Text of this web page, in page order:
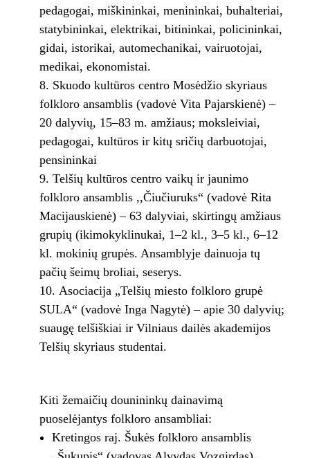
pedagogai, miškininkai, menininkai, buhalteriai,
statybininkai, elektrikai, bitininkai, policininkai,
gidai, istorikai, automechanikai, vairuotojai,
medikai, ekonomistai.
Skuodo kultūros centro Mosėdžio skyriaus
folkloro ansamblis (vadovė Vita Pajarskienė) –
20 dalyvių, 15–83 m. amžiaus; moksleiviai,
pedagogai, kultūros ir kitų sričių darbuotojai,
pensininkai
Telšių kultūros centro vaikų ir jaunimo
folkloro ansamblis ,,Čiučiuruks“ (vadovė Rita
Macijauskienė) – 63 dalyviai, skirtingų amžiaus
grupių (ikimokyklinukai, 1–2 kl., 3–5 kl., 6–12
kl. mokinių grupės. Ansamblyje dainuoja tų
pačių šeimų broliai, seserys.
Asociacija „Telšių miesto folkloro grupė
SULA“ (vadovė Inga Nagytė) – apie 30 dalyvių;
suaugę telšiškiai ir Vilniaus dailės akademijos
Telšių skyriaus studentai.
Kiti žemaičių dounininkų dainavimą
puoselėjantys folkloro ansambliai:
Kretingos raj. Šukės folkloro ansamblis